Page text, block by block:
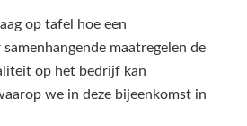
op tafel hoe een
maatregelen de
op het bedrijf kan
we in deze bijeenkomst in